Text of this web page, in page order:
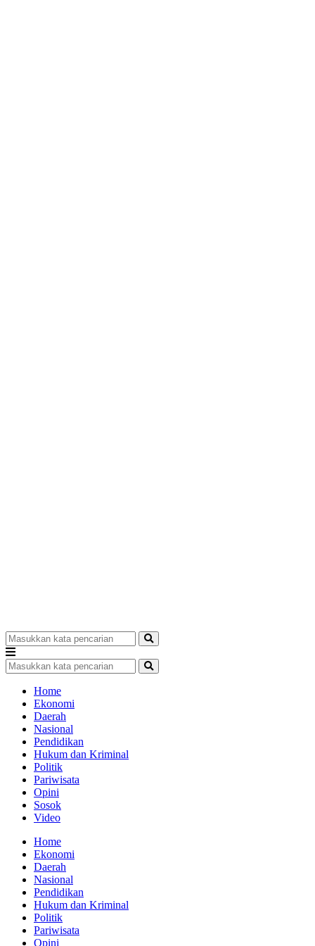
Home
Ekonomi
Daerah
Nasional
Pendidikan
Hukum dan Kriminal
Politik
Pariwisata
Opini
Sosok
Video
Home
Ekonomi
Daerah
Nasional
Pendidikan
Hukum dan Kriminal
Politik
Pariwisata
Opini